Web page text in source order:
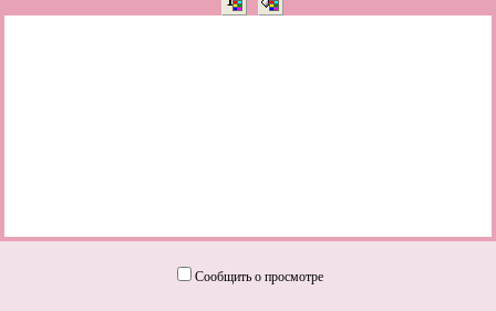
Сообщить о просмотре